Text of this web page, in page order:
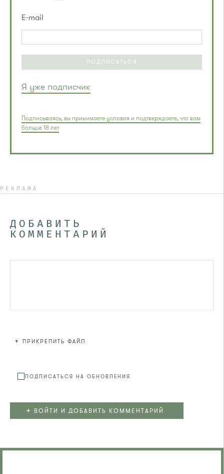
E-mail
ПОДПИСАТЬСЯ
Я уже подписчик
Подписываясь, вы принимаете условия и подтверждаете, что вам
больше 18 лет
РЕКЛАМА
ДОБАВИТЬ
КОММЕНТАРИЙ
+ ПРИКРЕПИТЬ ФАЙЛ
ПОДПИСАТЬСЯ НА ОБНОВЛЕНИЯ
+ ВОЙТИ И ДОБАВИТЬ КОММЕНТАРИЙ